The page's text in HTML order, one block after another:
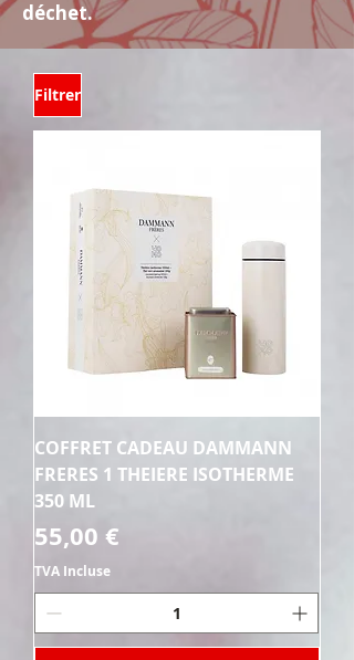
déchet.
Filtrer
COFFRET CADEAU DAMMANN
FRERES 1 THEIERE ISOTHERME
350 ML
Prix
55,00 €
TVA Incluse